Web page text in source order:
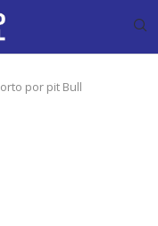
por pit Bull